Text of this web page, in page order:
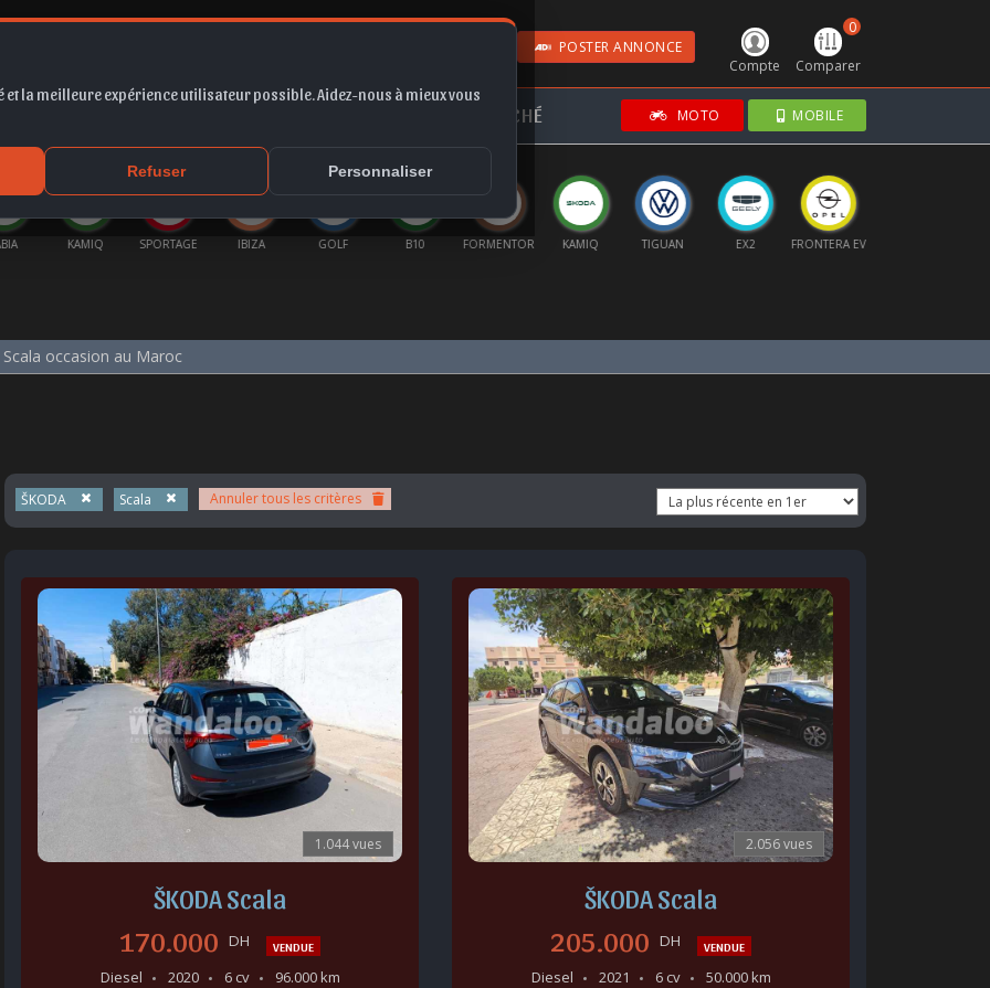
la meilleure expérience utilisateur possible. Aidez-nous à mieux vous
Refuser Personnaliser
Compte
0
Comparer
POSTER ANNONCE
MARCHÉ MOTO MOBILE
KAMIQ SPORTAGE IBIZA GOLF B10 FORMENTOR KAMIQ TIGUAN EX2 FRONTERA EV
occasion au Maroc
ŠKODA Scala Annuler tous les critères
1.044 vues
ŠKODA Scala
170.000 DH VENDUE
Diesel 2020 6 cv 96.000 km
2.056 vues
ŠKODA Scala
205.000 DH VENDUE
Diesel 2021 6 cv 50.000 km